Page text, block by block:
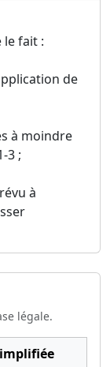
le fait :
de
à moindre
3 ;
à
légale.